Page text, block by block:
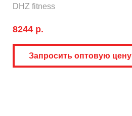
DHZ fitness
8244 р.
Запросить оптовую цену